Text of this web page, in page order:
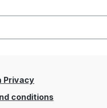
Privacy
conditions